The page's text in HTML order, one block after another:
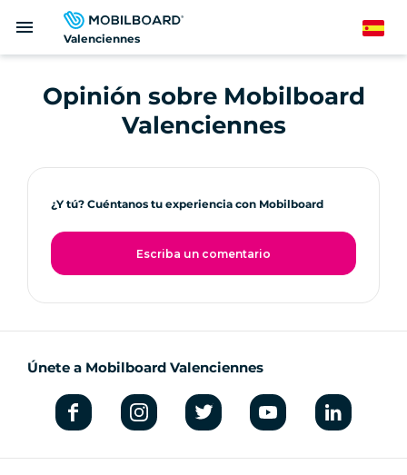
Valenciennes
menu Spanish
Opinión sobre Mobilboard
Valenciennes
¿Y tú? Cuéntanos tu experiencia con Mobilboard
Escriba un comentario
Únete a Mobilboard Valenciennes